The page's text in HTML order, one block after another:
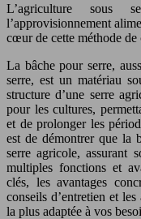
L’agriculture sous serre joue un rôle majeur dans
l’approvisionnement
cœur de cette méthode de
La bâche pour serre,
serre, est un matériau
structure d’une serre
pour les cultures,
et de prolonger les
est de démontrer que la
serre agricole, assurant
multiples fonctions et
clés, les avantages
conseils d’entretien et
la plus adaptée à vos